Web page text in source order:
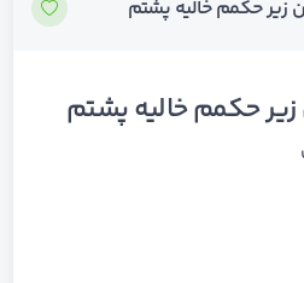
زیر حکمم خالیه پشتم
حکمم خالیه پشتم